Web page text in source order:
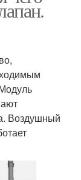
Воздушный